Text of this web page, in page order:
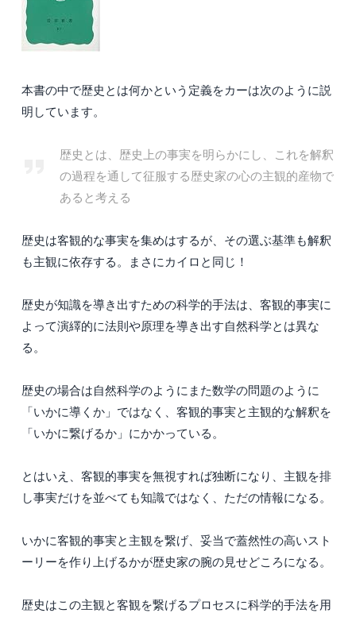
本書の中で歴史とは何かという定義をカーは次のように説
明しています。
歴史とは、歴史上の事実を明らかにし、これを解釈
の過程を通して征服する歴史家の心の主観的産物で
あると考える
歴史は客観的な事実を集めはするが、その選ぶ基準も解釈
も主観に依存する。まさにカイロと同じ！
歴史が知識を導き出すための科学的手法は、客観的事実に
よって演繹的に法則や原理を導き出す自然科学とは異な
る。
歴史の場合は自然科学のようにまた数学の問題のように
「いかに導くか」ではなく、客観的事実と主観的な解釈を
「いかに繋げるか」にかかっている。
とはいえ、客観的事実を無視すれば独断になり、主観を排
し事実だけを並べても知識ではなく、ただの情報になる。
いかに客観的事実と主観を繋げ、妥当で蓋然性の高いスト
ーリーを作り上げるかが歴史家の腕の見せどころになる。
歴史はこの主観と客観を繋げるプロセスに科学的手法を用